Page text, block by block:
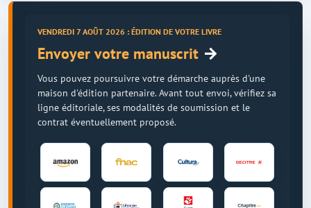
VENDREDI 7 AOÛT 2026 : ÉDITION DE VOTRE LIVRE
Envoyer votre manuscrit →
Vous pouvez poursuivre votre démarche auprès d'une
maison d'édition partenaire. Avant tout envoi, vérifiez sa
ligne éditoriale, ses modalités de soumission et le
contrat éventuellement proposé.